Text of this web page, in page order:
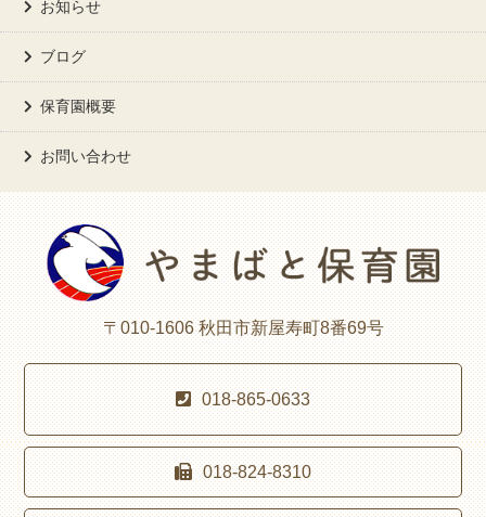
お知らせ
ブログ
保育園概要
お問い合わせ
〒010-1606 秋田市新屋寿町8番69号
018-865-0633
018-824-8310